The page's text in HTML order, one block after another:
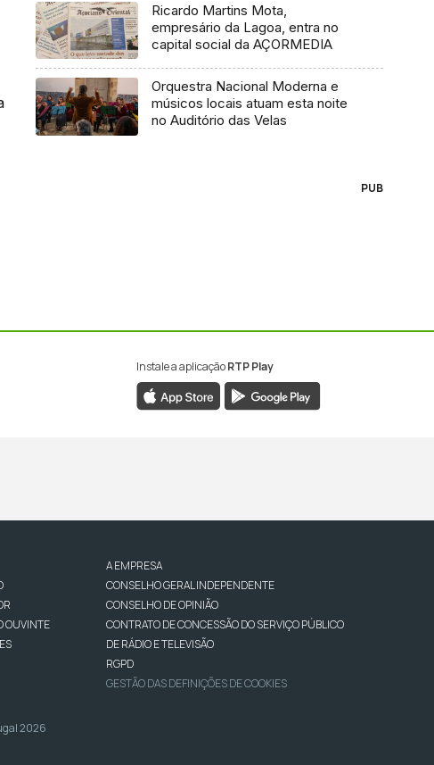
Ricardo Martins Mota,
empresário da Lagoa, entra no
capital social da AÇORMEDIA
Orquestra Nacional Moderna e
músicos locais atuam esta noite
no Auditório das Velas
PUB
Instale a aplicaçãoRTP Play
OUVINTE
A EMPRESA
CONSELHO GERAL INDEPENDENTE
CONSELHO DE OPINIÃO
CONTRATO DE CONCESSÃO DO SERVIÇO PÚBLICO
DE RÁDIO E TELEVISÃO
RGPD
GESTÃO DAS DEFINIÇÕES DE COOKIES
2026